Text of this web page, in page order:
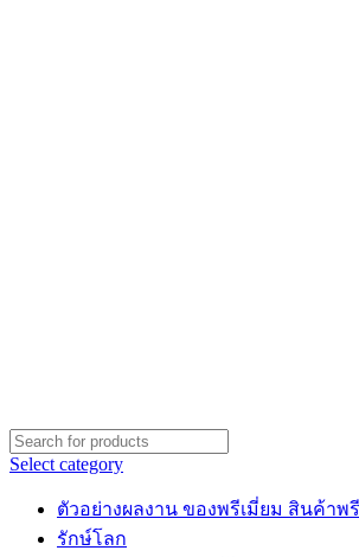
Select category
ตัวอย่างผลงาน ของพรีเมี่ยม สินค้าพ
รักษ์โลก